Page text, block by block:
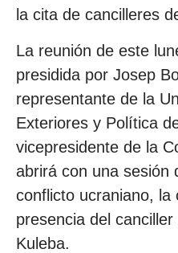
la cita de cancilleres
La reunión de este
presidida por Josep
representante de la
Exteriores y Política
vicepresidente de la
abrirá con una sesión
conflicto ucraniano, la
presencia del
Kuleba.